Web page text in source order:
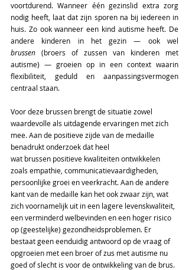
voortdurend. Wanneer één gezinslid extra zorg
nodig heeft, laat dat zijn sporen na bij iedereen in
huis. Zo ook wanneer een kind autisme heeft. De
brussen (broers of zussen van kinderen met
autisme) — groeien op in een context waarin
flexibiliteit, geduld en aanpassingsvermogen
centraal staan.
Voor deze brussen brengt de situatie zowel
waardevolle als uitdagende ervaringen met zich
mee. Aan de positieve zijde van de medaille
benadrukt onderzoek dat heel
wat brussen positieve kwaliteiten ontwikkelen
zoals empathie, communicatievaardigheden,
persoonlijke groei en veerkracht. Aan de andere
kant van de medaille kan het ook zwaar zijn, wat
zich voornamelijk uit in een lagere levenskwaliteit,
een verminderd welbevinden en een hoger risico
op (geestelijke) gezondheidsproblemen. Er
bestaat geen eenduidig antwoord op de vraag of
opgroeien met een broer of zus met autisme nu
goed of slecht is voor de ontwikkeling van de brus.